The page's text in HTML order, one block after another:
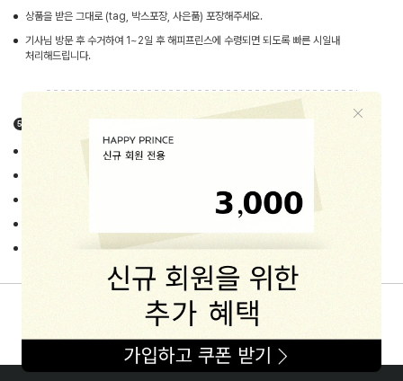
상품을 받은 그대로 (tag, 박스포장, 사은품) 포장해주세요.
기사님 방문 후 수거하여 1~2일 후 해피프린스에 수령되면 되도록 빠른 시일내
처리해드립니다.
고객님의 책임있는 사유로 상품등이 멸실 또는 훼손된 경우
오염물질이 묻어있는 경우 (화장품, 음식물, 페브리즈, 섬유유연제 등 기타)